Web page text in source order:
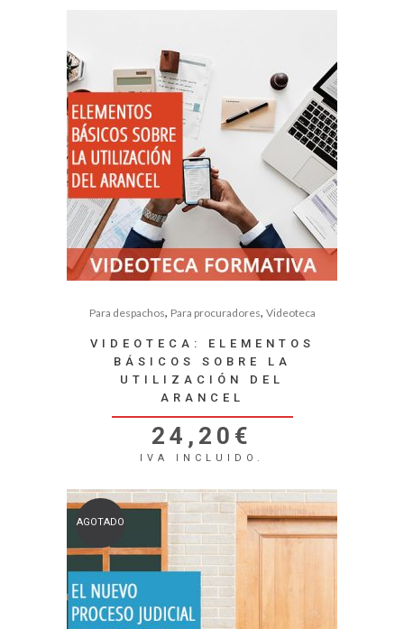
Para despachos, Para procuradores, Videoteca
VIDEOTECA: ELEMENTOS
BÁSICOS SOBRE LA
UTILIZACIÓN DEL
ARANCEL
24,20 €
IVA INCLUIDO.
AGOTADO